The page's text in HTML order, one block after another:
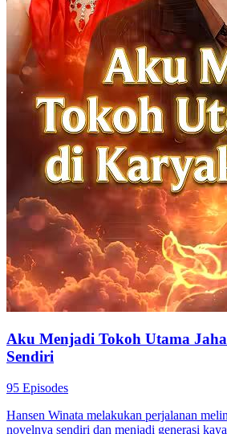
Aku Menjadi Tokoh Utama
Sendiri
95 Episodes
Hansen Winata melakukan perjalanan
novelnya sendiri dan menjadi generasi